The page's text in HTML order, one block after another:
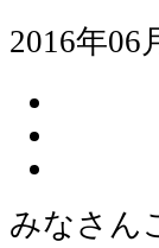
2016年06
みなさん